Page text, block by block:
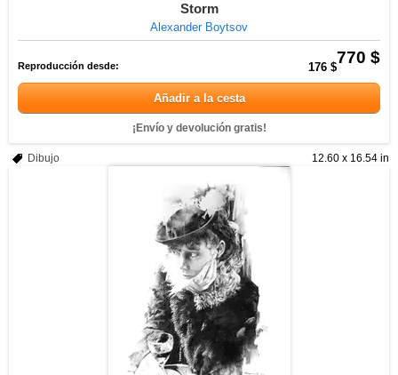
Storm
Alexander Boytsov
770 $
Reproducción desde: 176 $
Añadir a la cesta
¡Envío y devolución gratis!
12.60 x 16.54 in
Dibujo